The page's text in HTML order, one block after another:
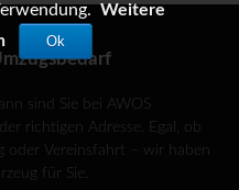
sind Sie bei AWOS
richtigen Adresse. Egal, ob
oder Vereinsfahrt – wir haben
für Sie.
Weitere
Ok